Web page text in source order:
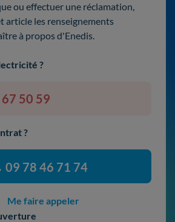
ou effectuer une réclamation,
article les renseignements
à propos d'Enedis.
?
50 59
?
09 78 46 71 74
Me faire appeler